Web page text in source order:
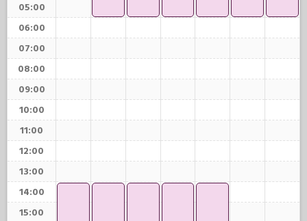
05:00
06:00
07:00
08:00
09:00
10:00
11:00
12:00
13:00
14:00
15:00